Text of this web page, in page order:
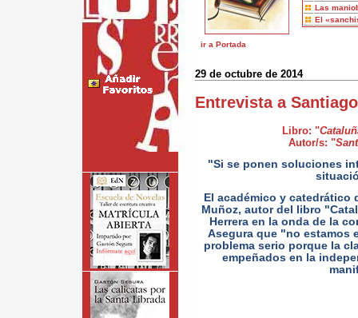
Las
El
ir a Portada
29 de octubre de 2014
Entrevista a
Libro: "
Autor/s: "
"Si se ponen soluciones
El académico y catedrático
Muñoz, autor del libro
Herrera en la onda de la
Asegura que "no estamos
problema serio porque la
empeñados en la